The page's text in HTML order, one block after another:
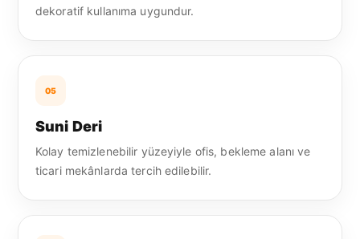
dekoratif kullanıma uygundur.
05
Suni Deri
Kolay temizlenebilir yüzeyiyle ofis, bekleme alanı ve
ticari mekânlarda tercih edilebilir.